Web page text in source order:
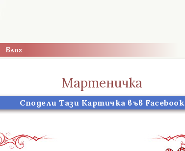
Блог
Мартеничка
Сподели Тази Картичка във Facebook